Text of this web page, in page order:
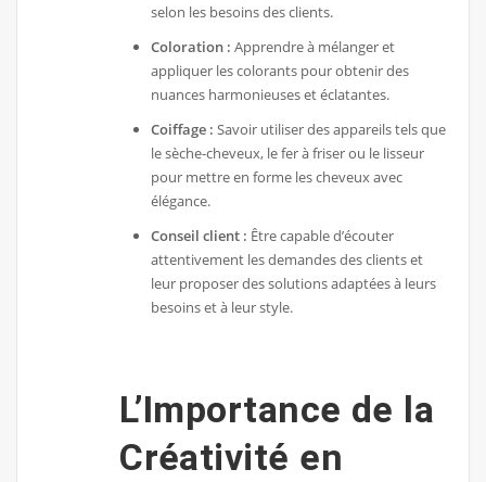
selon les besoins des clients.
Coloration : Apprendre à mélanger et
appliquer les colorants pour obtenir des
nuances harmonieuses et éclatantes.
Coiffage : Savoir utiliser des appareils tels que
le sèche-cheveux, le fer à friser ou le lisseur
pour mettre en forme les cheveux avec
élégance.
Conseil client : Être capable d’écouter
attentivement les demandes des clients et
leur proposer des solutions adaptées à leurs
besoins et à leur style.
L’Importance de la
Créativité en